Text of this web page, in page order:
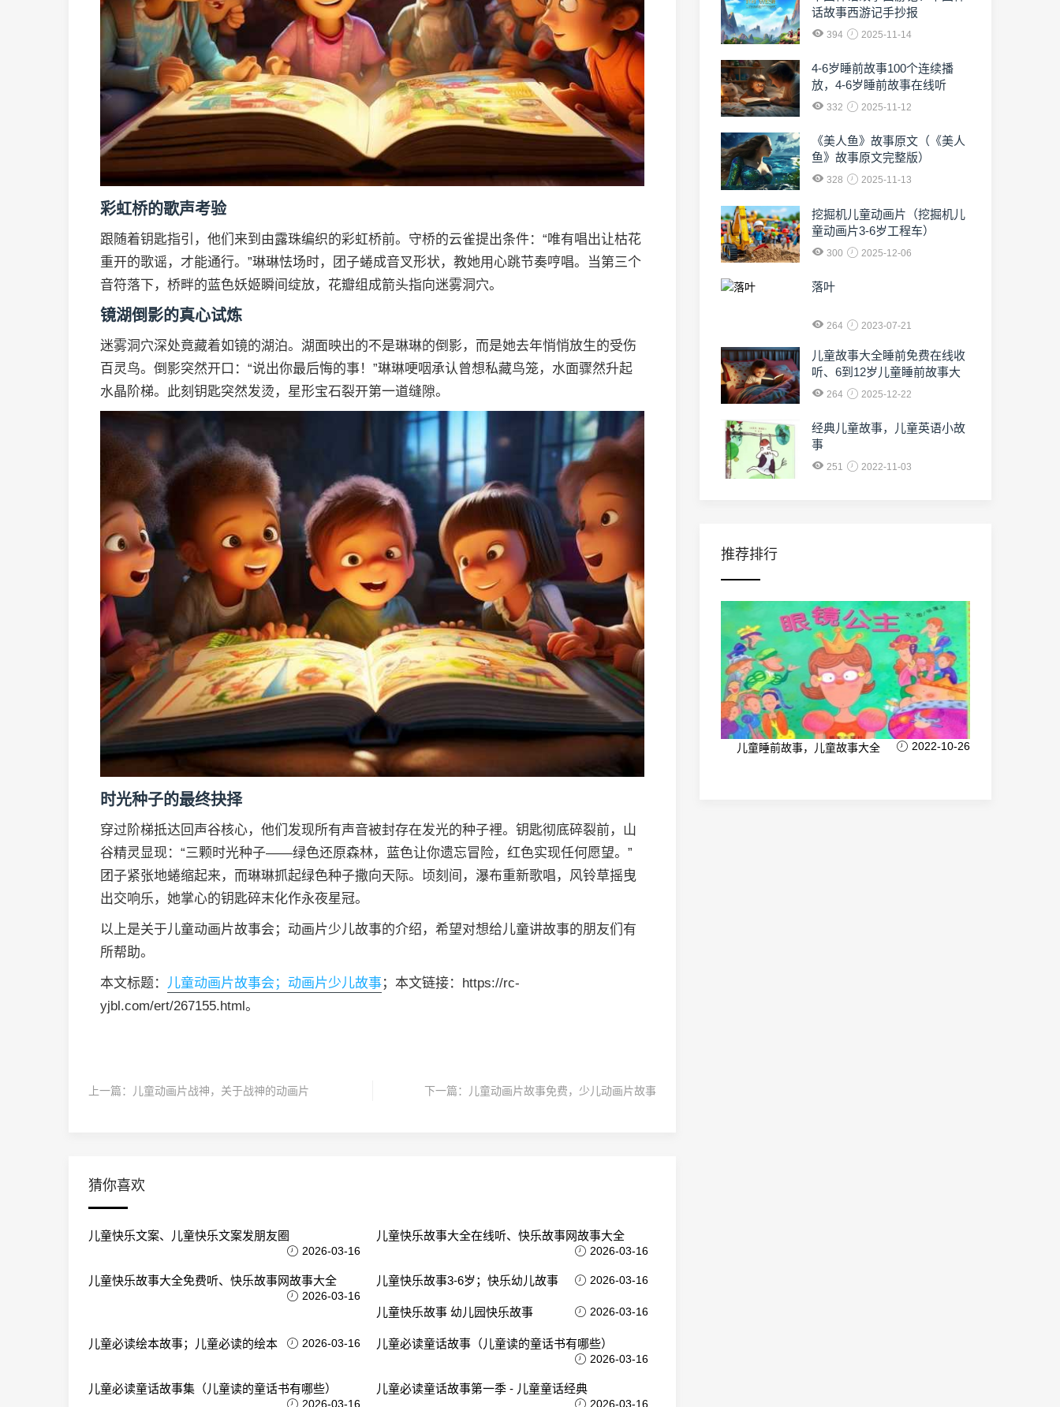
彩虹桥的歌声考验
跟随着钥匙指引，他们来到由露珠编织的彩虹桥前。守桥的云雀提出条件：“唯有唱出让枯花
重开的歌谣，才能通行。”琳琳怯场时，团子蜷成音叉形状，教她用心跳节奏哼唱。当第三个
音符落下，桥畔的蓝色妖姬瞬间绽放，花瓣组成箭头指向迷雾洞穴。
镜湖倒影的真心试炼
迷雾洞穴深处竟藏着如镜的湖泊。湖面映出的不是琳琳的倒影，而是她去年悄悄放生的受伤
百灵鸟。倒影突然开口：“说出你最后悔的事！”琳琳哽咽承认曾想私藏鸟笼，水面骤然升起
水晶阶梯。此刻钥匙突然发烫，星形宝石裂开第一道缝隙。
时光种子的最终抉择
穿过阶梯抵达回声谷核心，他们发现所有声音被封存在发光的种子裡。钥匙彻底碎裂前，山
谷精灵显现：“三颗时光种子——绿色还原森林，蓝色让你遗忘冒险，红色实现任何愿望。”
团子紧张地蜷缩起来，而琳琳抓起绿色种子撒向天际。顷刻间，瀑布重新歌唱，风铃草摇曳
出交响乐，她掌心的钥匙碎末化作永夜星冠。
以上是关于儿童动画片故事会；动画片少儿故事的介绍，希望对想给儿童讲故事的朋友们有
所帮助。
本文标题： 儿童动画片故事会；动画片少儿故事；本文链接：https://rc-
yjbl.com/ert/267155.html。
上一篇： 儿童动画片战神，关于战神的动画片 下一篇： 儿童动画片故事免费，少儿动画片故事
猜你喜欢
儿童快乐文案、儿童快乐文案发朋友圈
2026-03-16
儿童快乐故事大全在线听、快乐故事网故事大全
2026-03-16
儿童快乐故事大全免费听、快乐故事网故事大全
2026-03-16
儿童快乐故事3-6岁；快乐幼儿故事 2026-03-16
儿童快乐故事 幼儿园快乐故事 2026-03-16
儿童必读绘本故事；儿童必读的绘本 2026-03-16 儿童必读童话故事（儿童读的童话书有哪些）
2026-03-16
儿童必读童话故事集（儿童读的童话书有哪些）
2026-03-16
儿童必读童话故事第一季 - 儿童童话经典
2026-03-16
话故事西游记手抄报
394 2025-11-14
4-6岁睡前故事100个连续播
放，4-6岁睡前故事在线听
332 2025-11-12
《美人鱼》故事原文（《美人
鱼》故事原文完整版）
328 2025-11-13
挖掘机儿童动画片（挖掘机儿
童动画片3-6岁工程车）
300 2025-12-06
落叶
264 2023-07-21
儿童故事大全睡前免费在线收
听、6到12岁儿童睡前故事大
全免费收听
264 2025-12-22
经典儿童故事，儿童英语小故
事
251 2022-11-03
推荐排行
儿童睡前故事，儿童故事大全 2022-10-26